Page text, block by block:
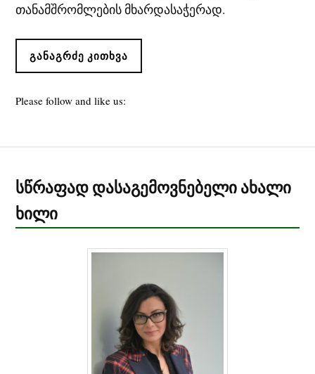
თანამშრომლების მხარდასაჭერად.
ᲒᲐᲜᲐᲒᲠᲫᲔ ᲙᲘᲗᲮᲕᲐ
Please follow and like us:
სწრაფად დასაგემოვნებელი ახალი
ხილი